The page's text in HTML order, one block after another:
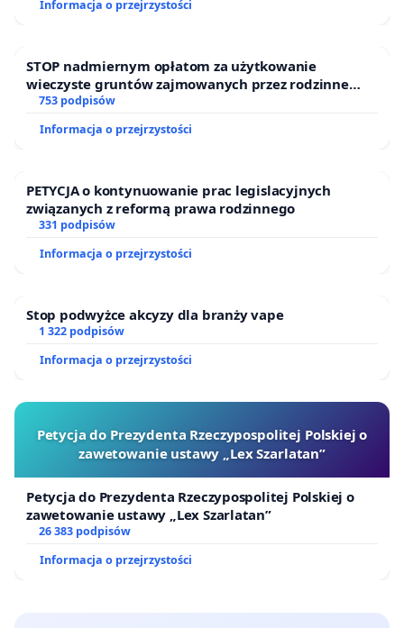
Informacja o przejrzystości
STOP nadmiernym opłatom za użytkowanie
wieczyste gruntów zajmowanych przez rodzinne
ogrody działkowe.
753 podpisów
Informacja o przejrzystości
PETYCJA o kontynuowanie prac legislacyjnych
związanych z reformą prawa rodzinnego
331 podpisów
Informacja o przejrzystości
Stop podwyżce akcyzy dla branży vape
1 322 podpisów
Informacja o przejrzystości
Petycja do Prezydenta Rzeczypospolitej Polskiej o
zawetowanie ustawy „Lex Szarlatan”
Petycja do Prezydenta Rzeczypospolitej Polskiej o
zawetowanie ustawy „Lex Szarlatan”
26 383 podpisów
Informacja o przejrzystości